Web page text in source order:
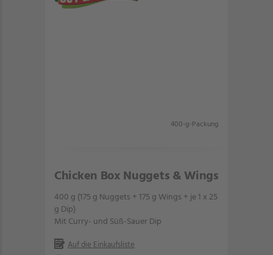
400-g-Packung
Chicken Box Nuggets & Wings
400 g (175 g Nuggets + 175 g Wings + je 1 x 25
g Dip)
Mit Curry- und Süß-Sauer Dip
Auf die Einkaufsliste